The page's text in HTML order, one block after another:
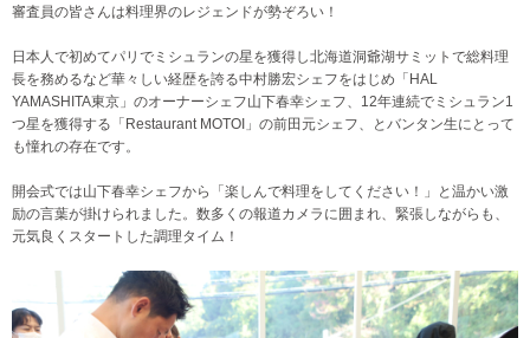
審査員の皆さんは料理界のレジェンドが勢ぞろい！
日本人で初めてパリでミシュランの星を獲得し北海道洞爺湖サミットで総料理
長を務めるなど華々しい経歴を誇る中村勝宏シェフをはじめ「HAL
YAMASHITA東京」のオーナーシェフ山下春幸シェフ、12年連続でミシュラン1
つ星を獲得する「Restaurant MOTOI」の前田元シェフ、とバンタン生にとって
も憧れの存在です。
開会式では山下春幸シェフから「楽しんで料理をしてください！」と温かい激
励の言葉が掛けられました。数多くの報道カメラに囲まれ、緊張しながらも、
元気良くスタートした調理タイム！